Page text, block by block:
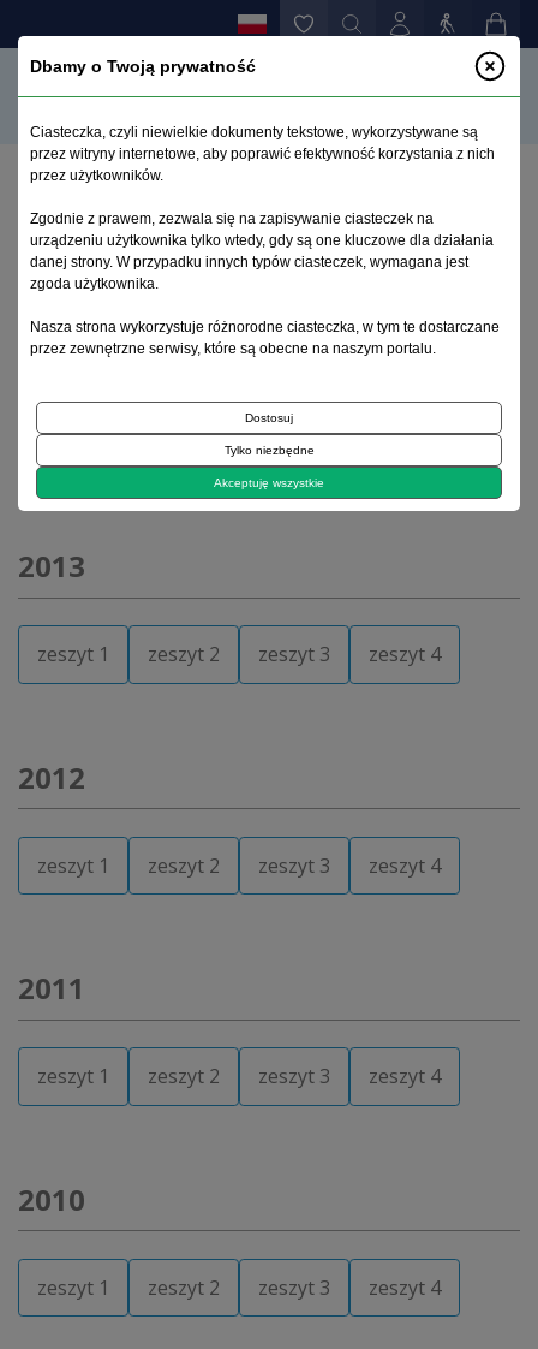
Archiwum 1992–2014
2014
zeszyt 1 zeszyt 3
2013
zeszyt 1 zeszyt 2 zeszyt 3 zeszyt 4
2012
zeszyt 1 zeszyt 2 zeszyt 3 zeszyt 4
2011
zeszyt 1 zeszyt 2 zeszyt 3 zeszyt 4
2010
zeszyt 1 zeszyt 2 zeszyt 3 zeszyt 4
Dbamy o Twoją prywatność
Ciasteczka, czyli niewielkie dokumenty tekstowe, wykorzystywane są
przez witryny internetowe, aby poprawić efektywność korzystania z nich
przez użytkowników.
Zgodnie z prawem, zezwala się na zapisywanie ciasteczek na
urządzeniu użytkownika tylko wtedy, gdy są one kluczowe dla działania
danej strony. W przypadku innych typów ciasteczek, wymagana jest
zgoda użytkownika.
Nasza strona wykorzystuje różnorodne ciasteczka, w tym te dostarczane
przez zewnętrzne serwisy, które są obecne na naszym portalu.
Dostosuj
Tylko niezbędne
Akceptuję wszystkie